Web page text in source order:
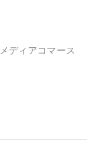
ディアコマース